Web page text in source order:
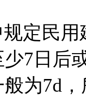
民用
7日后
为7d